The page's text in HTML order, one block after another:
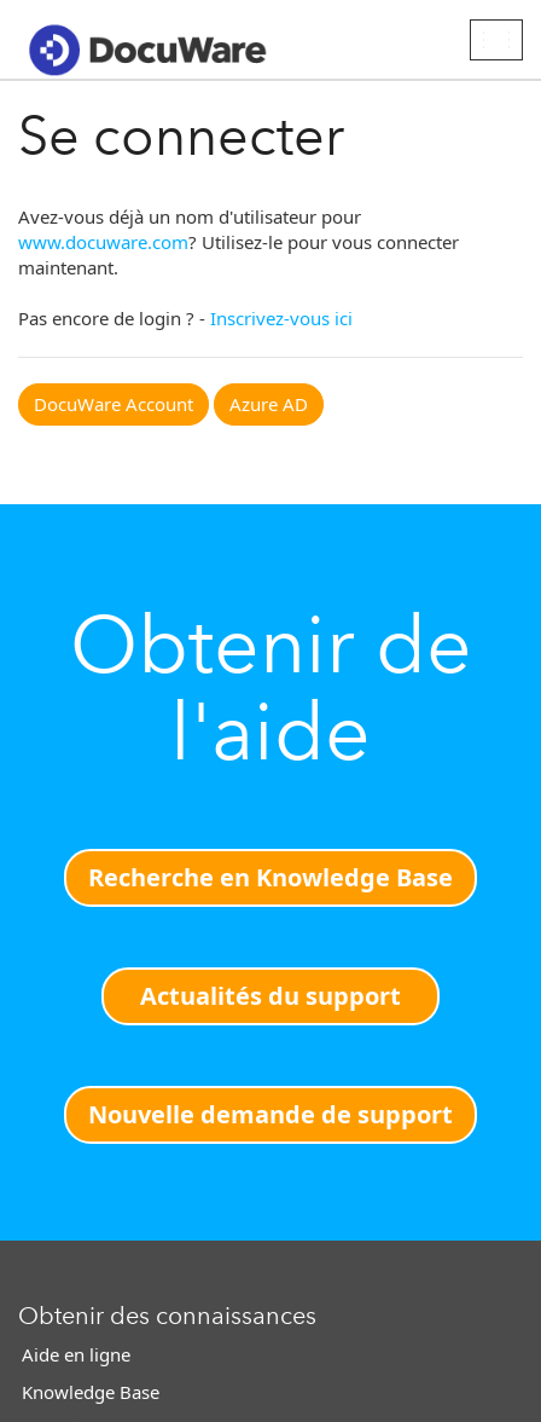
Se connecter
Avez-vous déjà un nom d'utilisateur pour
www.docuware.com? Utilisez-le pour vous connecter
maintenant.
Pas encore de login ? - Inscrivez-vous ici
DocuWare Account Azure AD
Obtenir de
l'aide
Recherche en Knowledge Base
Actualités du support
Nouvelle demande de support
Obtenir des connaissances
Aide en ligne
Knowledge Base